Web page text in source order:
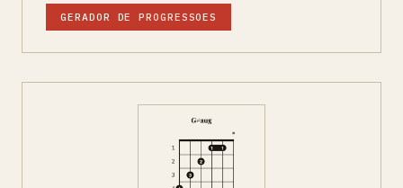
GERADOR DE PROGRESSOES